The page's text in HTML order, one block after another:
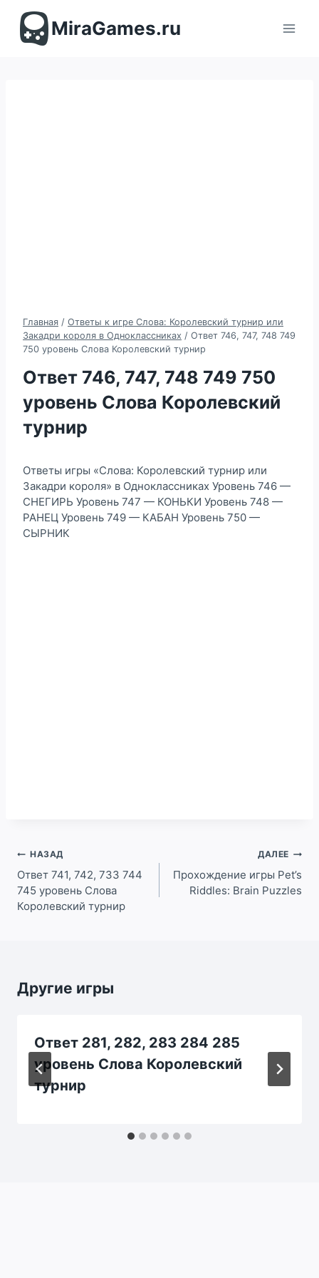
содержимомуMiraGames.ru
Главная / Ответы к игре Слова: Королевский турнир или
Закадри короля в Одноклассниках / Ответ 746, 747, 748 749
750 уровень Слова Королевский турнир
Ответ 746, 747, 748 749 750
уровень Слова Королевский
турнир
Ответы игры «Слова: Королевский турнир или
Закадри короля» в Одноклассниках Уровень 746 —
СНЕГИРЬ Уровень 747 — КОНЬКИ Уровень 748 —
РАНЕЦ Уровень 749 — КАБАН Уровень 750 —
СЫРНИК
Навигация
по
записям
НАЗАД
Ответ 741, 742, 733 744
745 уровень Слова
Королевский турнир
ДАЛЕЕ
Прохождение игры Pet’s
Riddles: Brain Puzzles
Другие игры
Ответ 281, 282, 283 284 285
уровень Слова Королевский
турнир